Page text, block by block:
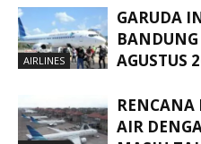
AIRLINES
GARUDA
AGUSTUS
RENCANA
AIR